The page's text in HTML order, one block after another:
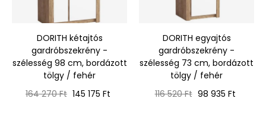
DORITH kétajtós
gardróbszekrény -
szélesség 98 cm, bordázott
tölgy / fehér
Normál
164 270 Ft Ár
145 175 Ft
DORITH egyajtós
gardróbszekrény -
szélesség 73 cm, bordázott
tölgy / fehér
Normál
116 520 Ft Ár
98 935 Ft